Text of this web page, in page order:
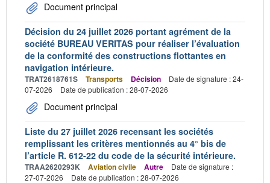
Document principal
Décision du 24 juillet 2026 portant agrément de la
société BUREAU VERITAS pour réaliser l’évaluation
de la conformité des constructions flottantes en
navigation intérieure.
TRAT2618761S Transports Décision
Date de signature : 24-
07-2026
Date de publication : 28-07-2026
Document principal
Liste du 27 juillet 2026 recensant les sociétés
remplissant les critères mentionnés au 4° bis de
l’article R. 612-22 du code de la sécurité intérieure.
TRAA2620293K Aviation civile Autre
Date de signature :
27-07-2026
Date de publication : 28-07-2026